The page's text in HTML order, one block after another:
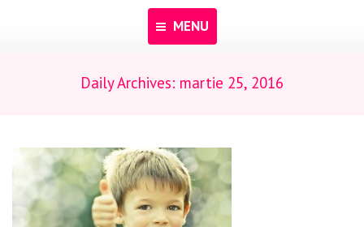
MENU
Acasă
Programe
Pentru dascăli
Evenimente
Daily Archives: martie 25, 2016